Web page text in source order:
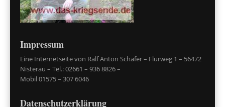
Impressum
Eine Internetseite von Ralf Anton Schäfer – Flurweg 1 – 56472
Nisterau – Tel.: 02661 – 936 8826 –
Mobil 01575 – 307 6046
Datenschutzerklärung